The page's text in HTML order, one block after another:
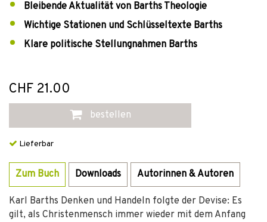
Bleibende Aktualität von Barths Theologie
Wichtige Stationen und Schlüsseltexte Barths
Klare politische Stellungnahmen Barths
CHF 21.00
bestellen
Lieferbar
Zum Buch Downloads Autorinnen & Autoren
Karl Barths Denken und Handeln folgte der Devise: Es
gilt, als Christenmensch immer wieder mit dem Anfang